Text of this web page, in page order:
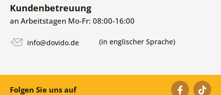
Kundenbetreuung
an Arbeitstagen Mo-Fr: 08:00-16:00
info@dovido.de (in englischer Sprache)
Folgen Sie uns auf